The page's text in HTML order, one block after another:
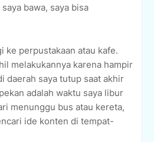
bawa, saya bisa
ke perpustakaan atau kafe.
melakukannya karena hampir
daerah saya tutup saat akhir
adalah waktu saya libur
menunggu bus atau kereta,
ide konten di tempat-